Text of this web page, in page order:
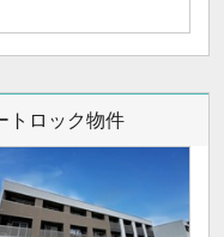
トロック物件